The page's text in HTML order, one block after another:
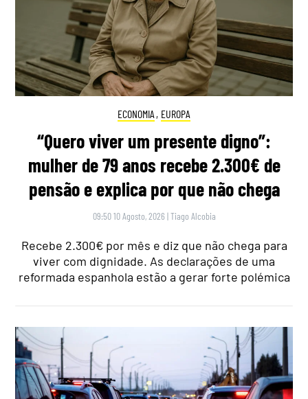
ECONOMIA , EUROPA
“Quero viver um presente digno”:
mulher de 79 anos recebe 2.300€ de
pensão e explica por que não chega
09:50 10 Agosto, 2026 |Tiago Alcobia
Recebe 2.300€ por mês e diz que não chega para
viver com dignidade. As declarações de uma
reformada espanhola estão a gerar forte polémica